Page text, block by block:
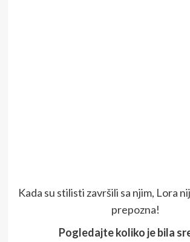
Kada su stilisti završili sa njim, Lora
prepozna!
Pogledajte koliko je bila